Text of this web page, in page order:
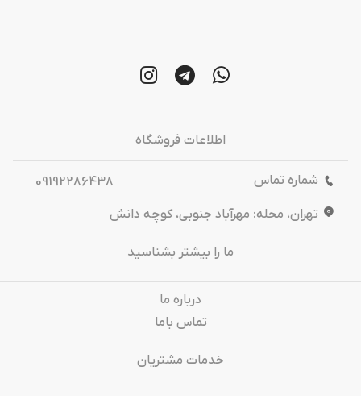
اطلاعات فروشگاه
شماره تماس
09192286438
تهران، محله: مهرآباد جنوبی، کوچه دانش
ما را بیشتر بشناسید
درباره‌ ما
تماس باما
خدمات مشتریان